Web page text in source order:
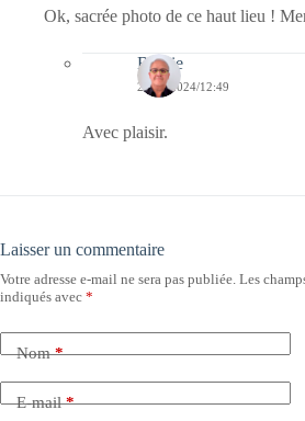
Ok, sacrée photo de ce haut lieu !
Bernie
24/07/2024/12:49
Avec plaisir.
Laisser un commentaire
Votre adresse e-mail ne sera pas publiée. Les
indiqués avec *
Nom*
E-mail*